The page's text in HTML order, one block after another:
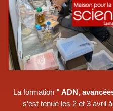
La formation " ADN,
s’est tenue les 2 et 3 avril